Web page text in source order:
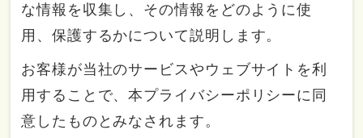
な情報を収集し、その情報をどのように使
用、保護するかについて説明します。
お客様が当社のサービスやウェブサイトを利
用することで、本プライバシーポリシーに同
意したものとみなされます。